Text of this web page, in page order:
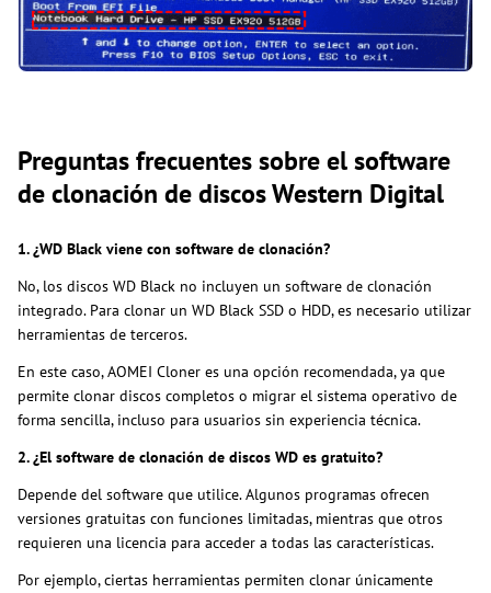
Preguntas frecuentes sobre el software
de clonación de discos Western Digital
1. ¿WD Black viene con software de clonación?
No, los discos WD Black no incluyen un software de clonación
integrado. Para clonar un WD Black SSD o HDD, es necesario utilizar
herramientas de terceros.
En este caso, AOMEI Cloner es una opción recomendada, ya que
permite clonar discos completos o migrar el sistema operativo de
forma sencilla, incluso para usuarios sin experiencia técnica.
2. ¿El software de clonación de discos WD es gratuito?
Depende del software que utilice. Algunos programas ofrecen
versiones gratuitas con funciones limitadas, mientras que otros
requieren una licencia para acceder a todas las características.
Por ejemplo, ciertas herramientas permiten clonar únicamente